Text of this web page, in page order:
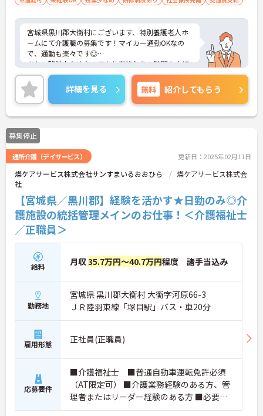
宮城県黒川郡大衡村にございます、特別養護老人ホ
ームにて介護職の募集です！マイカー通勤OKなの
で、通勤も楽々です◎
また、残業少なめなのでお仕事終わりの時間を大切
にできます！
ご興味のある方は、マイナビ介護職までお問い合わ
せください。
詳細を見る 無料 紹介してもらう
募集停止
通所介護（デイサービス） 更新日：2025年02月11日
燦ケアサービス株式会社サンすまいるおおひら
燦ケアサービス株式会
社
【宮城県／黒川郡】経験を活かす★日勤のみ◎介
護施設の統括管理メインのお仕事！＜介護福祉士
／正職員＞
給料 月収35.7万円～40.7万円程度 諸手当込み
勤務地
宮城県 黒川郡大衡村 大衡字河原66-3
ＪＲ陸羽東線「塚目駅」バス・車20分
雇用形態 正社員(正職員)
応募要件
■介護福祉士 ■普通自動車運転免許必須
（AT限定可） ■介護業務経験のある方、管
理者またはリーダー経験のある方 ■必要なP
Cスキル：エクセル・ワードの基本操作